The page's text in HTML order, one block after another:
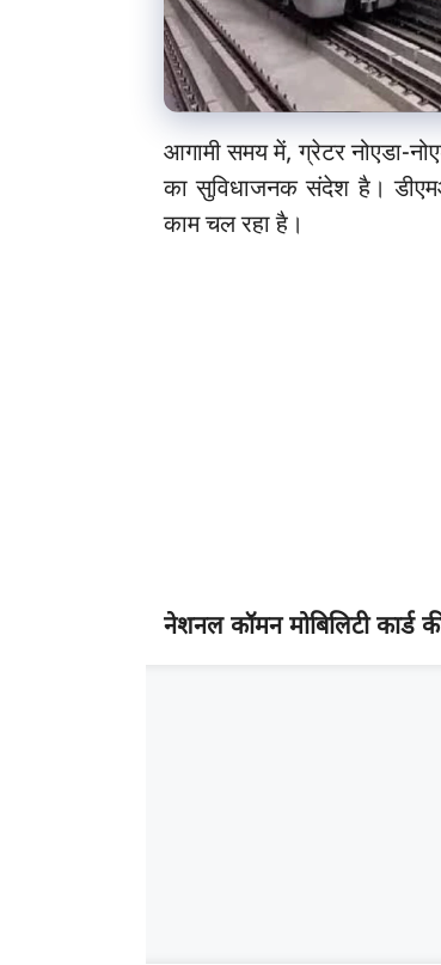
आगामी समय में, ग्रेटर नोएडा-
का सुविधाजनक संदेश है।
काम चल रहा है।
नेशनल कॉमन मोबिलिटी कार्ड